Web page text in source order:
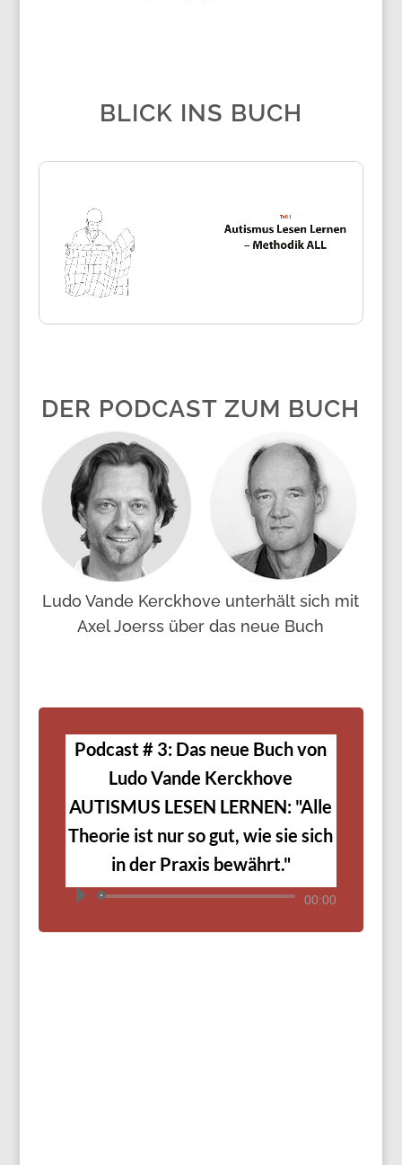
BLICK INS BUCH
DER PODCAST ZUM BUCH
Ludo Vande Kerckhove unterhält sich mit
Axel Joerss über das neue Buch
Podcast # 3: Das neue Buch von
Ludo Vande Kerckhove
AUTISMUS LESEN LERNEN: "Alle
Theorie ist nur so gut, wie sie sich
in der Praxis bewährt."
Audio-
00:00